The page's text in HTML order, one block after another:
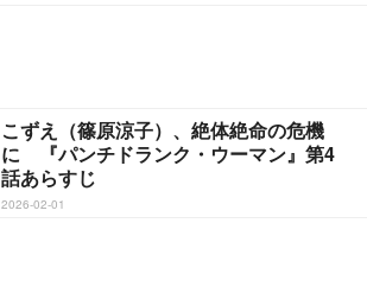
こずえ（篠原涼子）、絶体絶命の危機
に 『パンチドランク・ウーマン』第4
話あらすじ
2026-02-01